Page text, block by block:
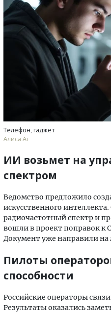
Телефон, гаджет
Алиса Аi
ИИ возьмет на
спектром
Ведомство предложило
искусственного
радиочастотный спектр и
вошли в проект поправок к
Документ уже направили на
Пилоты
способности
Российские операторы
Результаты оказались
Архитектурный код
земли. Мощение
стандартом